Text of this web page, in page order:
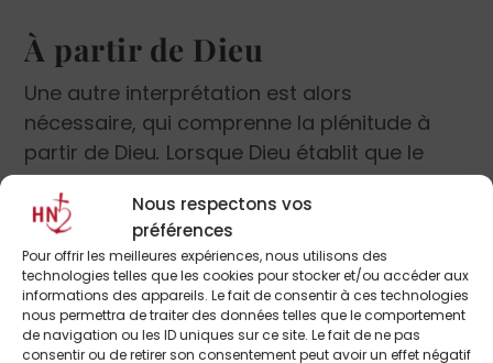
Nous respectons vos
préférences
Pour offrir les meilleures expériences, nous utilisons des
technologies telles que les cookies pour stocker et/ou accéder aux
informations des appareils. Le fait de consentir à ces technologies
nous permettra de traiter des données telles que le comportement
de navigation ou les ID uniques sur ce site. Le fait de ne pas
consentir ou de retirer son consentement peut avoir un effet négatif
À partir de Dieu
Une autre interprétation est alors
nécessaire, qui comprenne la plénitude à
partir de Dieu. Lorsque Dieu établit que le
moment d’accomplir la promesse faite est
arrivé, alors pour l’humanité se réalise la
plénitude des temps. Donc, ce n’est pas
l’histoire qui décide de la naissance du
Christ ; c’est, plutôt, sa venue dans le monde
qui permet à l’histoire d’atteindre sa